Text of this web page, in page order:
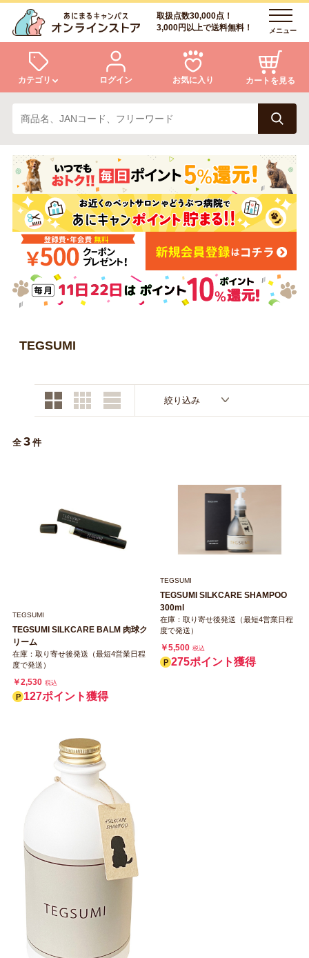
取扱点数30,000点！
3,000円以上で送料無料！
メニュー
カテゴリ
犬 猫
小動物・鳥 アクア・爬虫類・昆虫
ドッグフード キャットフード
美容・ケア用品 服・おさんぽ用品
日用品（デイリー）
トリマーグッズ
ログイン お気に入り カートを見る
ログイン
会員登録
あにまるキャンパスについて
アフターサービス
商品リクエスト
お問い合わせ
TEGSUMI
絞り込み
全 3 件
TEGSUMI
TEGSUMI SILKCARE BALM 肉球ク
リーム
在庫：取り寄せ後発送（最短4営業日程
度で発送）
￥2,530 税込
127ポイント獲得
TEGSUMI
TEGSUMI SILKCARE SHAMPOO
300ml
在庫：取り寄せ後発送（最短4営業日程
度で発送）
￥5,500 税込
275ポイント獲得